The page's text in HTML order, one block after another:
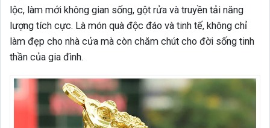
lộc, làm mới không gian sống, gột rửa và truyền tải năng
lượng tích cực. Là món quà độc đáo và tinh tế, không chỉ
làm đẹp cho nhà cửa mà còn chăm chút cho đời sống tinh
thần của gia đình.